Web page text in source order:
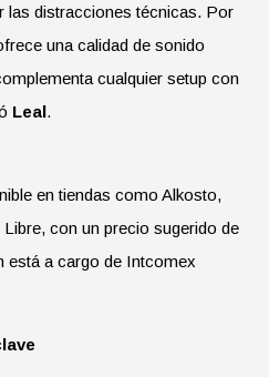
las distracciones técnicas. Por
una calidad de sonido
cualquier setup con
Leal.
en tiendas como Alkosto,
con un precio sugerido de
está a cargo de Intcomex